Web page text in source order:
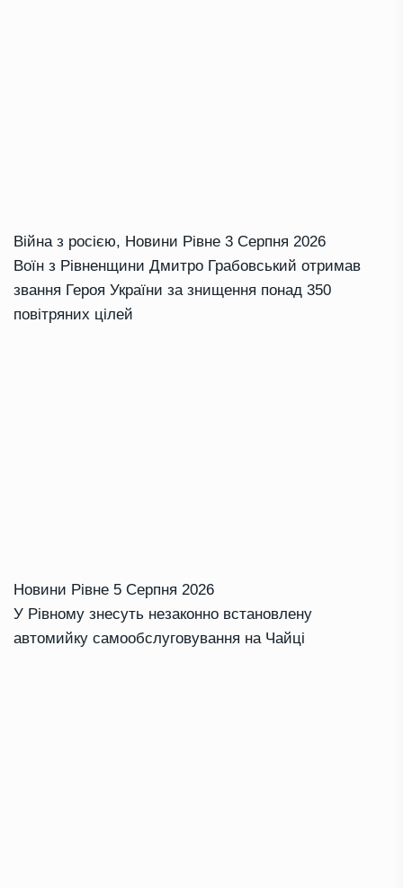
Війна з росією, Новини Рівне 3 Серпня 2026
Воїн з Рівненщини Дмитро Грабовський отримав
звання Героя України за знищення понад 350
повітряних цілей
Новини Рівне 5 Серпня 2026
У Рівному знесуть незаконно встановлену
автомийку самообслуговування на Чайці